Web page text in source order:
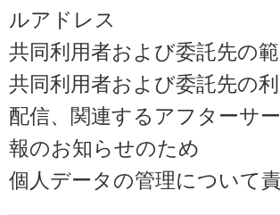
ルアドレス
共同利用者および委託先の
共同利用者および委託先の
配信、関連するアフターサ
報のお知らせのため
個人データの管理について